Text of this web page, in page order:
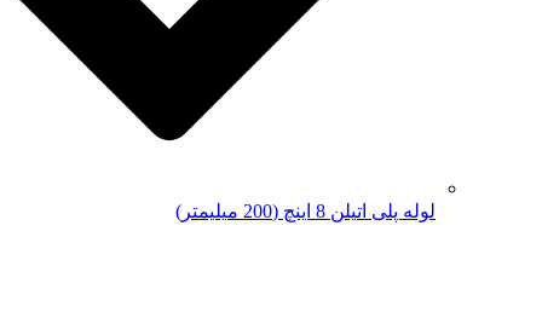
لوله پلی اتیلن 8 اینچ (200 میلیمتر)